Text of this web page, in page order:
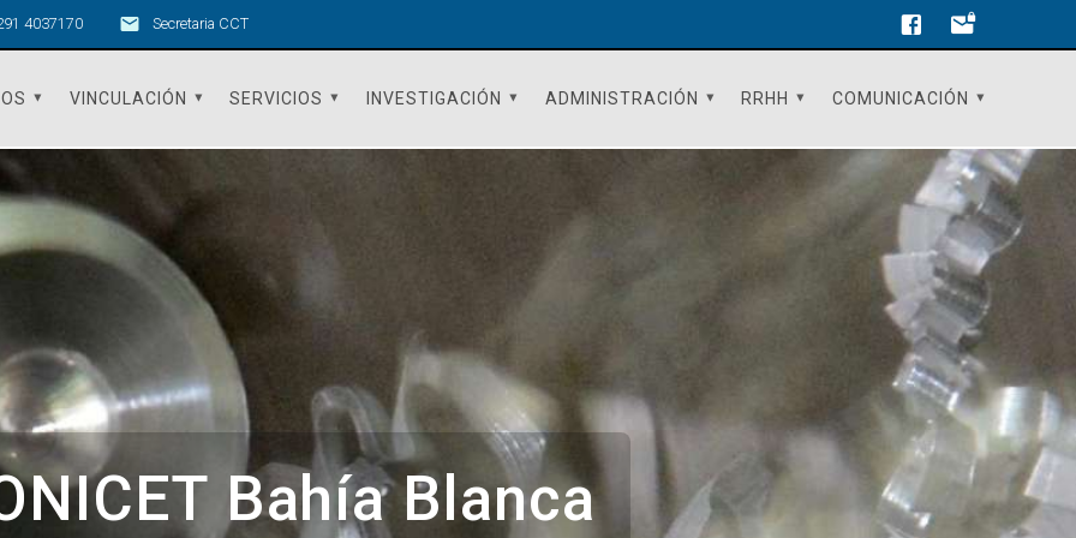
4037170 Secretaria CCT
VINCULACIÓN SERVICIOS INVESTIGACIÓN ADMINISTRACIÓN RRHH COMUNICACIÓN
Bahía Blanca